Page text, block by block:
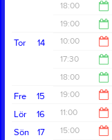
19:00
19:00
18:00
19:30
19:00
20:30
14
Tor 10:00
12:00
17:30
18:30
18:00
19:30
15
Fre 19:00
21:00
16
Lör 11:00
17
Sön 15:00